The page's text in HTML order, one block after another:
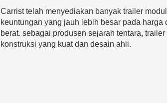
Carrist telah menyediakan banyak trailer
keuntungan yang jauh lebih besar pada
berat. sebagai produsen sejarah tentara,
konstruksi yang kuat dan desain ahli.